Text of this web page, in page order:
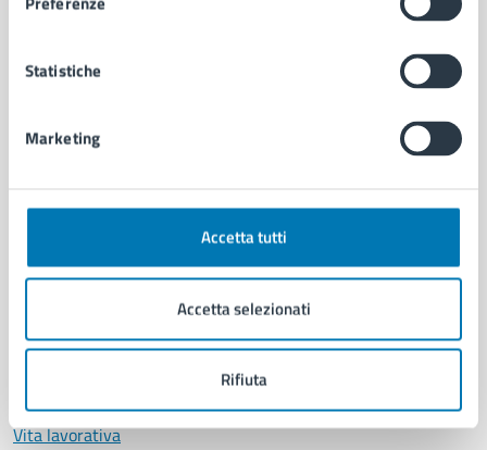
Statistiche
Marketing
Accetta tutti
Accetta selezionati
Rifiuta
Personale amministrativo
Intranet, posta aziendale e protocollo
CATEGORIE DI SERVIZIO
Documenti e certificati
Educazione e formazione
Giustizia e sicurezza pubblica
Imprese e commercio
Salute, benessere e assistenza
Servizi Cimiteriali
Vita lavorativa